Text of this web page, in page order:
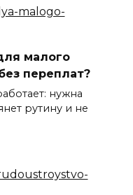
малого
переплат?
нужна
рутину и не